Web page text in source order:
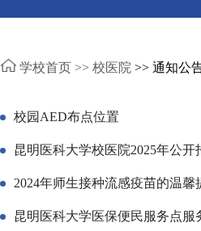
学校首页 >> 校医院 >> 通知公
校园AED布点位置
昆明医科大学校医院2025年公
2024年师生接种流感疫苗的温馨
昆明医科大学医保便民服务点服